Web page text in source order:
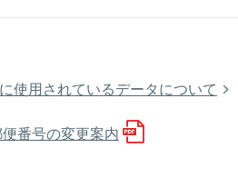
使用されているデータについて
番号の変更案内